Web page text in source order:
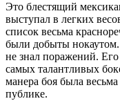
Это блестящий
выступал в легких
список весьма
были добыты нокаутом.
не знал поражений.
самых талантливых
манера боя была
публике.